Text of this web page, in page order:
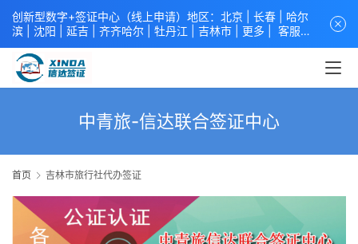
中青旅-信达联合签证中心
首页 吉林市旅行社代办签证
创新型数字+签证中心（线上申请）地区：北京 | 长春
哈尔
滨
沈阳 延吉 | 齐齐哈尔 | 牡丹江 吉林市 | 更多 | 客服中
心
中青旅信达联合签证中心
学签证 商务签证 探亲签证 旅游签证 涉外公证 外交部认证 单
（双认证），海牙认证。微信一对一咨询：xindavisa或
提供服务机构：信达出入境服务有限公司/中青国际旅行社有限
.专业：留学签证 商务签证 探亲签证 旅游签证 涉外公证 外